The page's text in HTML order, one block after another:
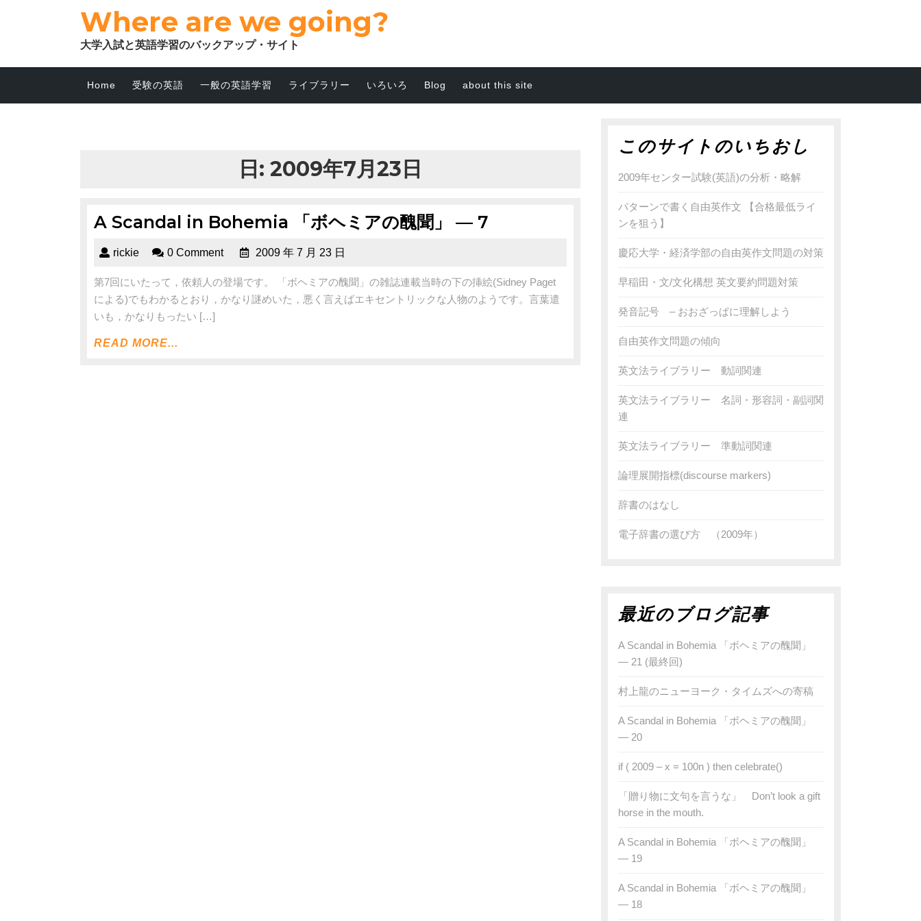
Where are we going?
大学入試と英語学習のバックアップ・サイト
Home 受験の英語 一般の英語学習 ライブラリー いろいろ Blog about this site
日: 2009年7月23日
A Scandal in Bohemia 「ボヘミアの醜聞」 — 7
rickie 0 Comment 2009 年 7 月 23 日
第7回にいたって，依頼人の登場です。 「ボヘミアの醜聞」の雑誌連載当時の下の挿絵(Sidney Paget
による)でもわかるとおり，かなり謎めいた，悪く言えばエキセントリックな人物のようです。言葉遣
いも，かなりもったい […]
READ MORE...
このサイトのいちおし
2009年センター試験(英語)の分析・略解
パターンで書く自由英作文 【合格最低ライ
ンを狙う】
慶応大学・経済学部の自由英作文問題の対策
早稲田・文/文化構想 英文要約問題対策
発音記号 – おおざっぱに理解しよう
自由英作文問題の傾向
英文法ライブラリー 動詞関連
英文法ライブラリー 名詞・形容詞・副詞関
連
英文法ライブラリー 準動詞関連
論理展開指標(discourse markers)
辞書のはなし
電子辞書の選び方 （2009年）
最近のブログ記事
A Scandal in Bohemia 「ボヘミアの醜聞」
— 21 (最終回)
村上龍のニューヨーク・タイムズへの寄稿
A Scandal in Bohemia 「ボヘミアの醜聞」
— 20
if ( 2009 – x = 100n ) then celebrate()
「贈り物に文句を言うな」 Don’t look a gift
horse in the mouth.
A Scandal in Bohemia 「ボヘミアの醜聞」
— 19
A Scandal in Bohemia 「ボヘミアの醜聞」
— 18